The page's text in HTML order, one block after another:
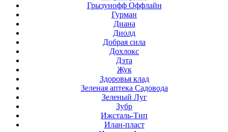
Грызунофф Оффлайн
Гурман
Диана
Диолд
Добрая сила
Дохлокс
Дэта
Жук
Здоровья клад
Зеленая аптека Садовода
Зеленый Луг
Зубр
Ижсталь-Тнп
Илан-пласт